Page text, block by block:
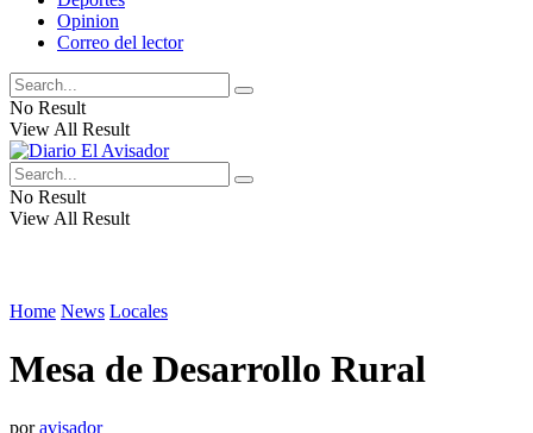
Opinion
Correo del lector
No Result
View All Result
No Result
View All Result
Home News Locales
Mesa de Desarrollo Rural
por avisador